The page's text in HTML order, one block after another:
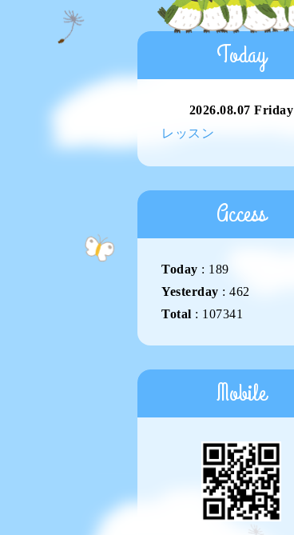
Today
2026.08.07 Friday
レッスン
Access
Today : 189
Yesterday : 462
Total : 107341
Mobile